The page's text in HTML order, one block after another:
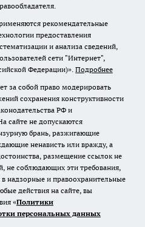
рекомендательные
предоставления
и анализа сведений,
сети "Интернет",
Федерации)». Подробнее
за собой право модерировать
сохранения конструктивности
РФ и
сайте не допускаются
брань, разжигающие
ненависть или вражду, а
размещение ссылок не
не соблюдающих эти требования,
надзорные и правоохранительные
действия на сайте, вы
«Политики
персональных данных